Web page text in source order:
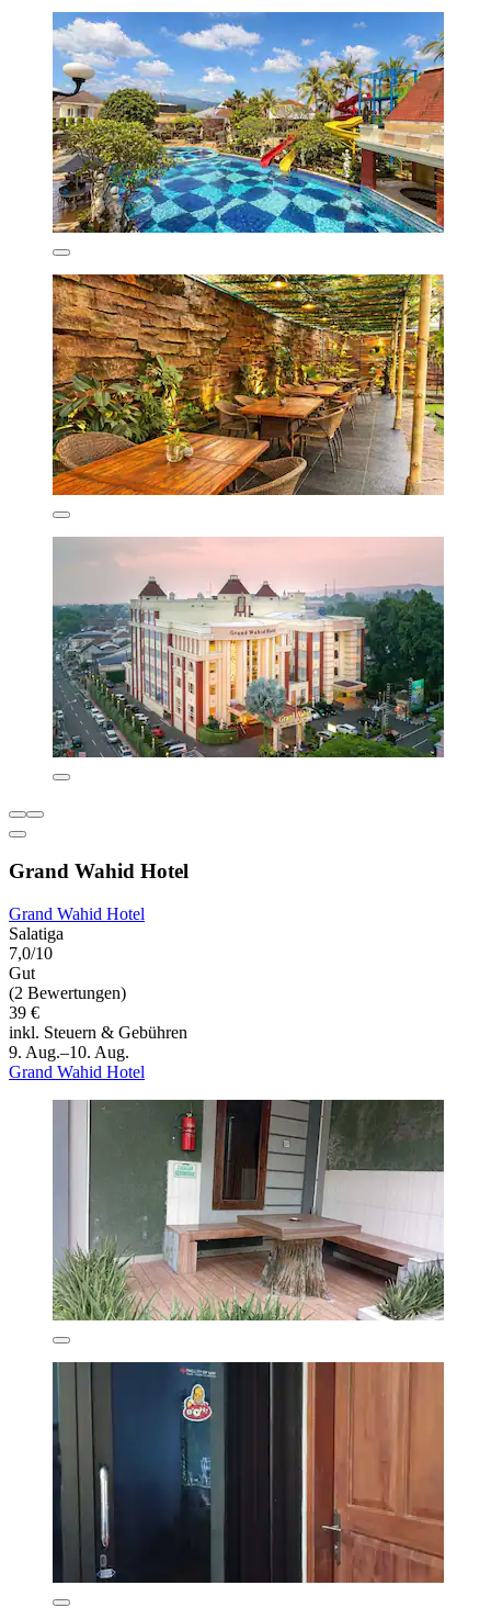
Grand Wahid Hotel
Grand Wahid Hotel
Salatiga
7,0/10
Gut
(2 Bewertungen)
39 €
inkl. Steuern & Gebühren
9. Aug.–10. Aug.
Grand Wahid Hotel